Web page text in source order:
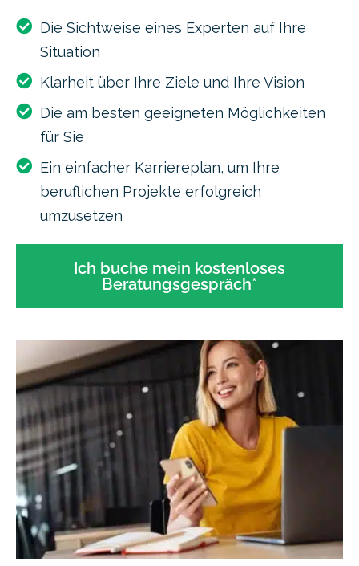
Die Sichtweise eines Experten auf Ihre
Situation
Klarheit über Ihre Ziele und Ihre Vision
Die am besten geeigneten Möglichkeiten
für Sie
Ein einfacher Karriereplan, um Ihre
beruflichen Projekte erfolgreich
umzusetzen
Ich buche mein kostenloses
Beratungsgespräch*